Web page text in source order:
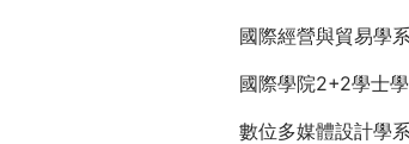
國際經營與貿易學系
國際學院2+2學士
數位多媒體設計學系